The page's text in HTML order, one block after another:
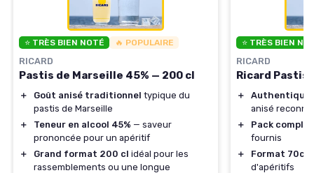
⭐ TRÈS BIEN NOTÉ 🔥 POPULAIRE
RICARD
Pastis de Marseille 45% — 200 cl
＋ Goût anisé traditionnel typique du
pastis de Marseille
＋
Teneur en alcool 45% — saveur
prononcée pour un apéritif
＋
Grand format 200 cl idéal pour les
rassemblements ou une longue
⭐ TRÈS BIEN
RICARD
Ricard Pastis
＋ Authentique
anisé reconnu
＋
Pack complet
fournis
＋
Format 70cl
d'apéritifs